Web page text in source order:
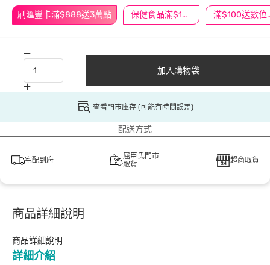
刷滙豐卡滿$888送3萬點 保健食品滿$1200送$100 滿
加入購物袋
查看門市庫存 (可能有時間誤差)
配送方式
宅配到府
屈臣氏門市
取貨
超商取貨
商品詳細說明
商品詳細說明
詳細介紹